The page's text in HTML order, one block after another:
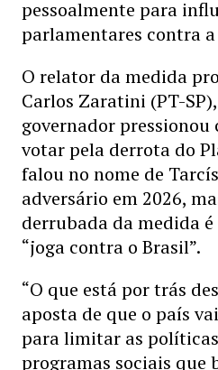
pessoalmente para
parlamentares contra
O relator da medida
Carlos Zaratini (PT-
governador pressionou
votar pela derrota do
falou no nome de
adversário em 2026,
derrubada da medida
“joga contra o Brasil”.
“O que está por trás
aposta de que o país
para limitar as
programas sociais que